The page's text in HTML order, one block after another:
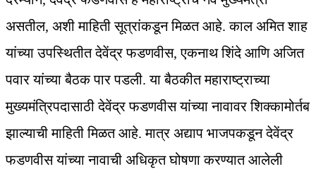
असतील, अशी माहिती सूत्रांकडून मिळत आहे. काल अमित शाह
यांच्या उपस्थितीत देवेंद्र फडणवीस, एकनाथ शिंदे आणि अजित
पवार यांच्या बैठक पार पडली. या बैठकीत महाराष्ट्राच्या
मुख्यमंत्रि‍पदासाठी देवेंद्र फडणवीस यांच्या नावावर शिक्कामोर्तब
झाल्याची माहिती मिळत आहे. मात्र अद्याप भाजपकडून देवेंद्र
फडणवीस यांच्या नावाची अधिकृत घोषणा करण्यात आलेली